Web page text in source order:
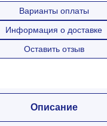
Варианты оплаты
Информация о доставке
Оставить отзыв
Описание